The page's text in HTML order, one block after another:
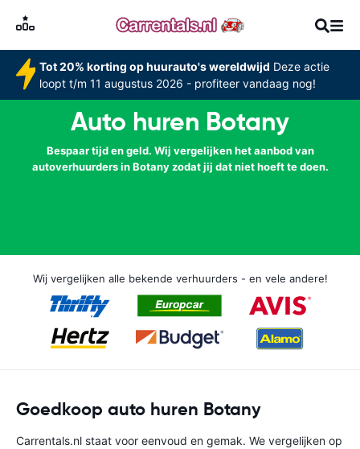
Tot 20% korting op huurauto's wereldwijd Deze actie
loopt t/m 11 augustus 2026 - profiteer vandaag nog!
Auto huren Botany
Bespaar tijd en geld. Wij vergelijken het aanbod van
autoverhuurders in Botany zodat jij dat niet hoeft te doen.
Wij vergelijken alle bekende verhuurders - en vele andere!
Goedkoop auto huren Botany
Carrentals.nl staat voor eenvoud en gemak. We vergelijken op